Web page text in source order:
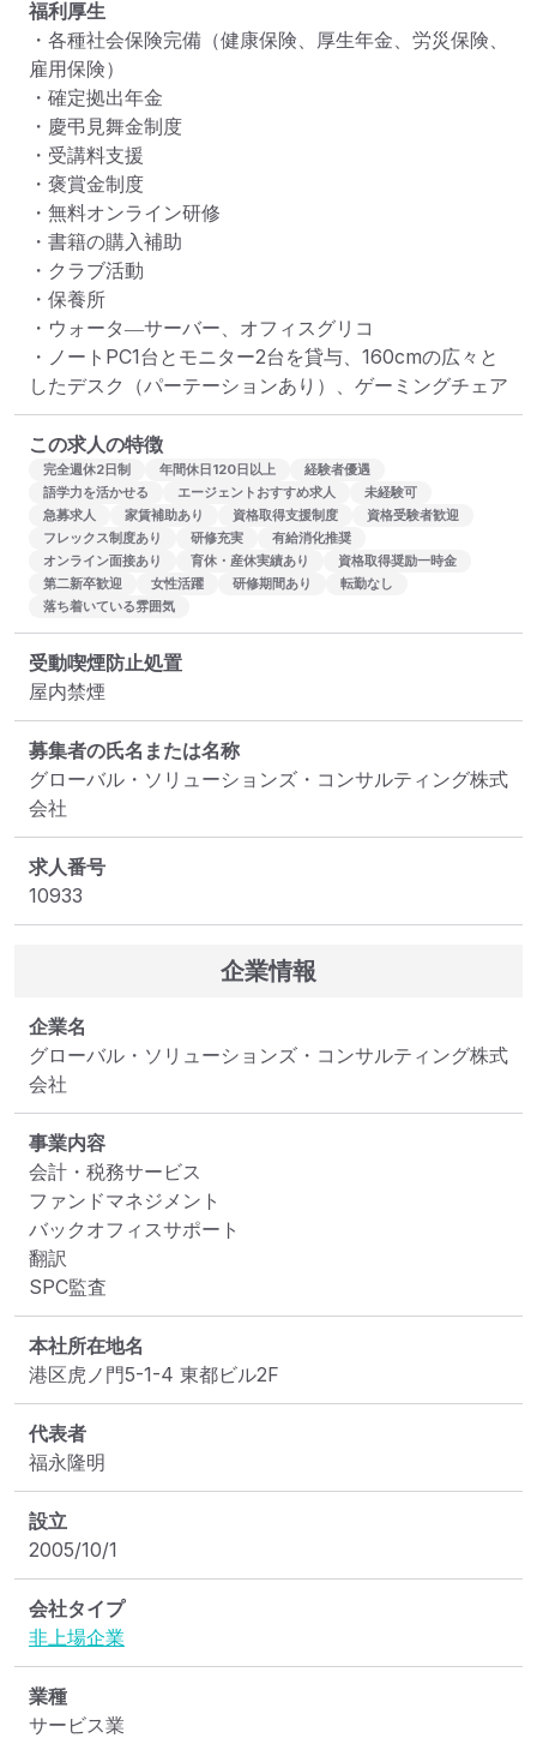
福利厚生
・各種社会保険完備（健康保険、厚生年金、労災保険、
雇用保険）
・確定拠出年金
・慶弔見舞金制度
・受講料支援
・褒賞金制度
・無料オンライン研修
・書籍の購入補助
・クラブ活動
・保養所
・ウォータ―サーバー、オフィスグリコ
・ノートPC1台とモニター2台を貸与、160cmの広々と
したデスク（パーテーションあり）、ゲーミングチェア
この求人の特徴
完全週休2日制 年間休日120日以上
経験者優遇
語学力を活かせる
エージェントおすすめ求人
未経験可
急募求人
家賃補助あり 資格取得支援制度
資格受験者歓迎
フレックス制度あり
研修充実
有給消化推奨
オンライン面接あり
育休・産休実績あり
資格取得奨励一時金
第二新卒歓迎
女性活躍 研修期間あり
転勤なし
落ち着いている雰囲気
受動喫煙防止処置
屋内禁煙
募集者の氏名または名称
グローバル・ソリューションズ・コンサルティング株式
会社
求人番号
10933
企業情報
企業名
グローバル・ソリューションズ・コンサルティング株式
会社
事業内容
会計・税務サービス
ファンドマネジメント
バックオフィスサポート
翻訳
SPC監査
本社所在地名
港区虎ノ門5-1-4 東都ビル2F
代表者
福永隆明
設立
2005/10/1
会社タイプ
非上場企業
業種
サービス業